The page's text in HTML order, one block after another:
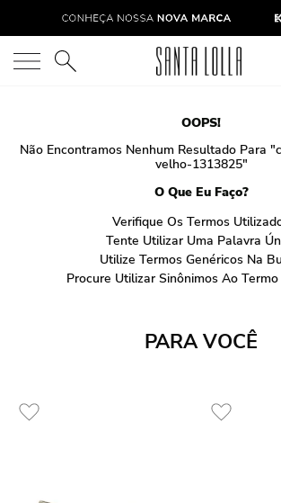
O que você está procurando?
OOPS!
Não Encontramos Nenhum Resultado Para "
velho-1313825"
O Que Eu Faço?
Verifique Os Termos
Tente Utilizar Uma Palavra
Utilize Termos Genéricos Na
Procure Utilizar Sinônimos Ao
PARA VOCÊ